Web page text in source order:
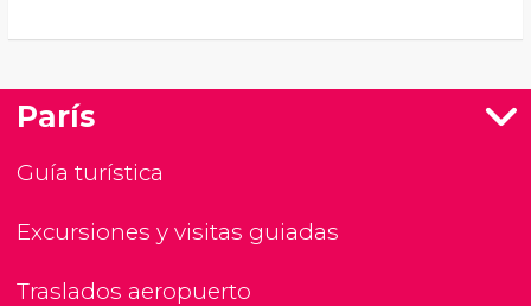
París
Guía turística
Excursiones y visitas guiadas
Traslados aeropuerto